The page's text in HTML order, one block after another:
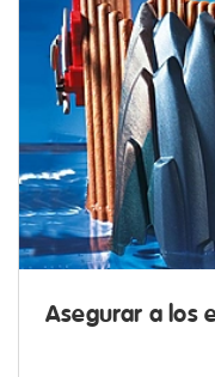
Asegurar a los